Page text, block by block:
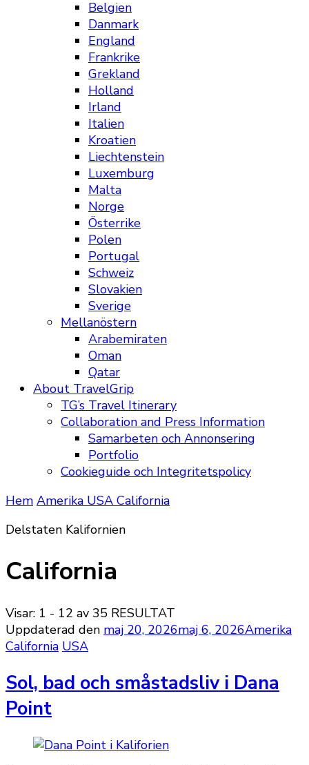
Belgien
Danmark
England
Frankrike
Grekland
Holland
Irland
Italien
Kroatien
Liechtenstein
Luxemburg
Malta
Norge
Österrike
Polen
Portugal
Schweiz
Slovakien
Sverige
Mellanöstern
Arabemiraten
Oman
Qatar
About TravelGrip
TG’s Travel Itinerary
Collaboration and Press Information
Samarbeten och Annonsering
Portfolio
Cookieguide och Integritetspolicy
Hem Amerika USA California
Delstaten Kalifornien
California
Visar: 1 - 12 av 35 RESULTAT
Uppdaterad den maj 20, 2026maj 6, 2026Amerika
California USA
Sol, bad och småstadsliv i Dana
Point